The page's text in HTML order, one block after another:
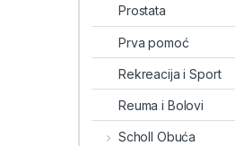
Prostata
Prva pomoć
Rekreacija i Sport
Reuma i Bolovi
Scholl Obuća